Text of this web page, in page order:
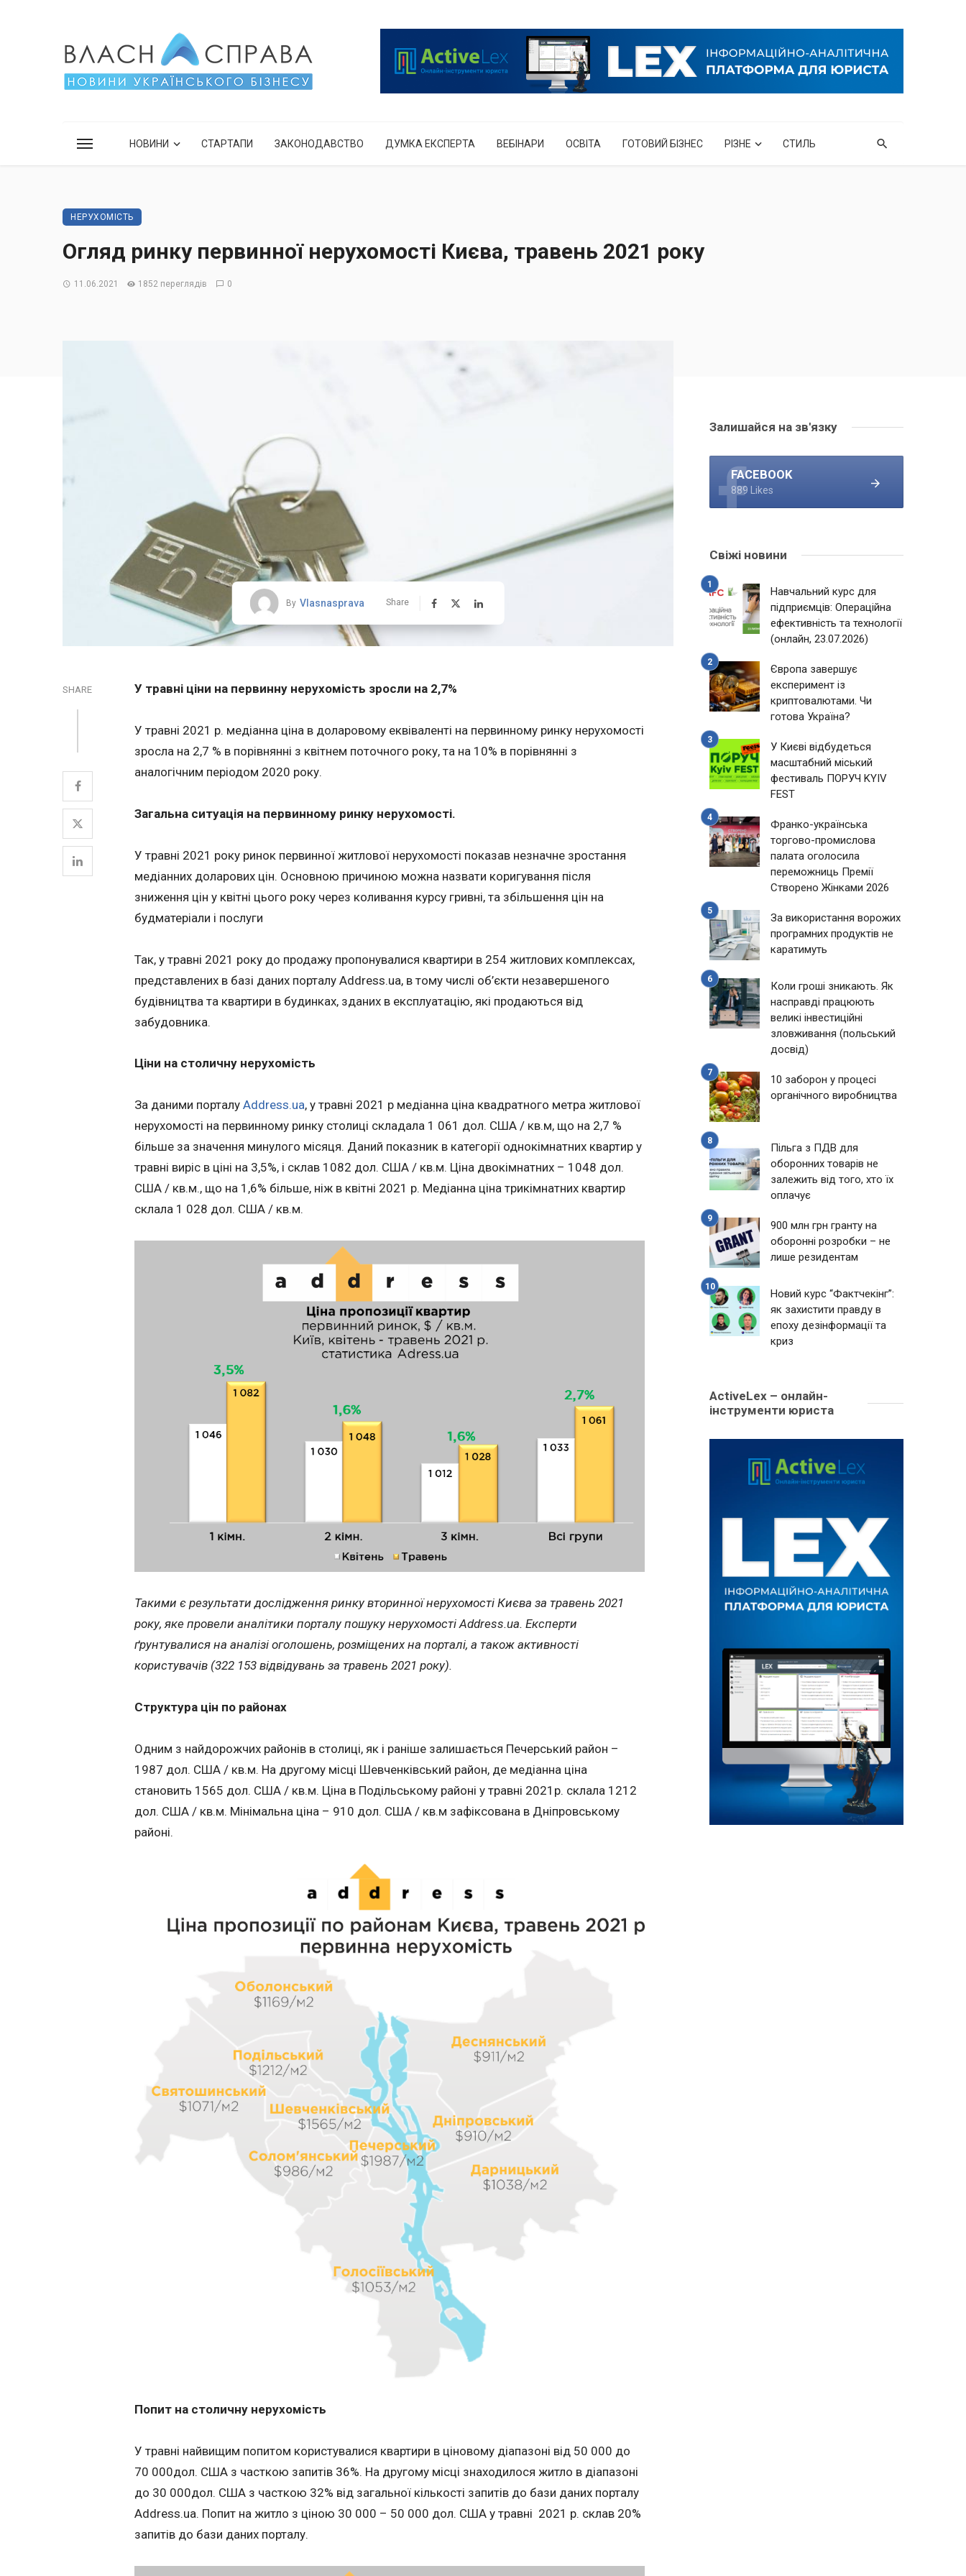
НОВИНИ СТАРТАПИ ЗАКОНОДАВСТВО ДУМКА ЕКСПЕРТА ВЕБІНАРИ ОСВІТА ГОТОВИЙ БІЗНЕС РІЗНЕ СТИЛЬ
НЕРУХОМІСТЬ
Огляд ринку первинної нерухомості Києва, травень 2021 року
11.06.2021 1852 переглядів 0
By Vlasnasprava Share
SHARE У травні ціни на первинну нерухомість зросли на 2,7%
У травні 2021 р. медіанна ціна в доларовому еквіваленті на первинному ринку нерухомості
зросла на 2,7 % в порівнянні з квітнем поточного року, та на 10% в порівнянні з
аналогічним періодом 2020 року.
Загальна ситуація на первинному ринку нерухомості.
У травні 2021 року ринок первинної житлової нерухомості показав незначне зростання
медіанних доларових цін. Основною причиною можна назвати коригування після
зниження цін у квітні цього року через коливання курсу гривні, та збільшення цін на
будматеріали і послуги
Так, у травні 2021 року до продажу пропонувалися квартири в 254 житлових комплексах,
представлених в базі даних порталу Address.ua, в тому числі об’єкти незавершеного
будівництва та квартири в будинках, зданих в експлуатацію, які продаються від
забудовника.
Ціни на столичну нерухомість
За даними порталу Address.ua, у травні 2021 р медіанна ціна квадратного метра житлової
нерухомості на первинному ринку столиці складала 1 061 дол. США / кв.м, що на 2,7 %
більше за значення минулого місяця. Даний показник в категорії однокімнатних квартир у
травні виріс в ціні на 3,5%, і склав 1082 дол. США / кв.м. Ціна двокімнатних – 1048 дол.
США / кв.м., що на 1,6% більше, ніж в квітні 2021 р. Медіанна ціна трикімнатних квартир
склала 1 028 дол. США / кв.м.
Такими є результати дослідження ринку вторинної нерухомості Києва за травень 2021
року, яке провели аналітики порталу пошуку нерухомості Address.ua. Експерти
ґрунтувалися на аналізі оголошень, розміщених на порталі, а також активності
користувачів (322 153 відвідувань за травень 2021 року).
Структура цін по районах
Одним з найдорожчих районів в столиці, як і раніше залишається Печерський район –
1987 дол. США / кв.м. На другому місці Шевченківський район, де медіанна ціна
становить 1565 дол. США / кв.м. Ціна в Подільському районі у травні 2021р. склала 1212
дол. США / кв.м. Мінімальна ціна – 910 дол. США / кв.м зафіксована в Дніпровському
районі.
Попит на столичну нерухомість
У травні найвищим попитом користувалися квартири в ціновому діапазоні від 50 000 до
70 000дол. США з часткою запитів 36%. На другому місці знаходилося житло в діапазоні
до 30 000дол. США з часткою 32% від загальної кількості запитів до бази даних порталу
Address.ua. Попит на житло з ціною 30 000 – 50 000 дол. США у травні 2021 р. склав 20%
запитів до бази даних порталу.
Залишайся на зв'язку
FACEBOOK
889 Likes
Свіжі новини
Навчальний курс для
підприємців: Операційна
ефективність та технології
(онлайн, 23.07.2026)
Європа завершує
експеримент із
криптовалютами. Чи
готова Україна?
У Києві відбудеться
масштабний міський
фестиваль ПОРУЧ KYIV
FEST
Франко-українська
торгово-промислова
палата оголосила
переможниць Премії
Створено Жінками 2026
За використання ворожих
програмних продуктів не
каратимуть
Коли гроші зникають. Як
насправді працюють
великі інвестиційні
зловживання (польський
досвід)
10 заборон у процесі
органічного виробництва
Пільга з ПДВ для
оборонних товарів не
залежить від того, хто їх
оплачує
900 млн грн гранту на
оборонні розробки – не
лише резидентам
Новий курс “Фактчекінг”:
як захистити правду в
епоху дезінформації та
криз
ActiveLex – онлайн-
інструменти юриста